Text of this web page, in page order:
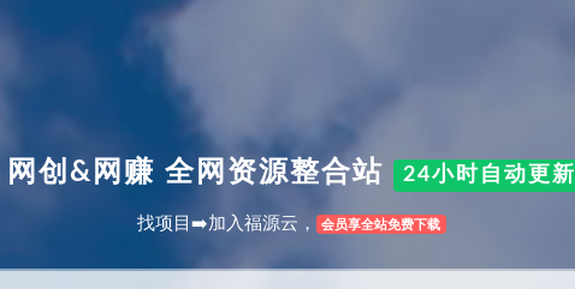
网创&网赚 全网资源整合站 24小时自动更新
找项目➡️加入福源云， 会员享全站免费下载